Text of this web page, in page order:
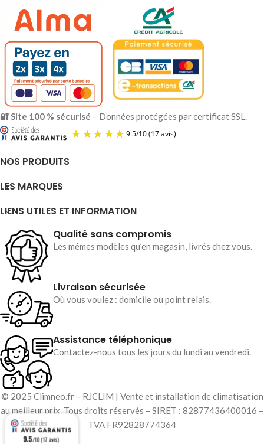
🔐 Site 100 % sécurisé – Données protégées par certificat SSL.
NOS PRODUITS
LES MARQUES
LIENS UTILES ET INFORMATION
Qualité sans compromis
Les mêmes modèles qu’en magasin, livrés chez vous.
Livraison sécurisée
Où vous voulez : domicile ou point relais.
Assistance téléphonique
Contactez-nous tous les jours du lundi au vendredi.
© 2025 Climneo.fr – RJCLIM | Vente et installation de climatisation
au meilleur prix. Tous droits réservés – SIRET : 82877436400016 –
TVA FR92828774364
9.5/10 (17 avis)